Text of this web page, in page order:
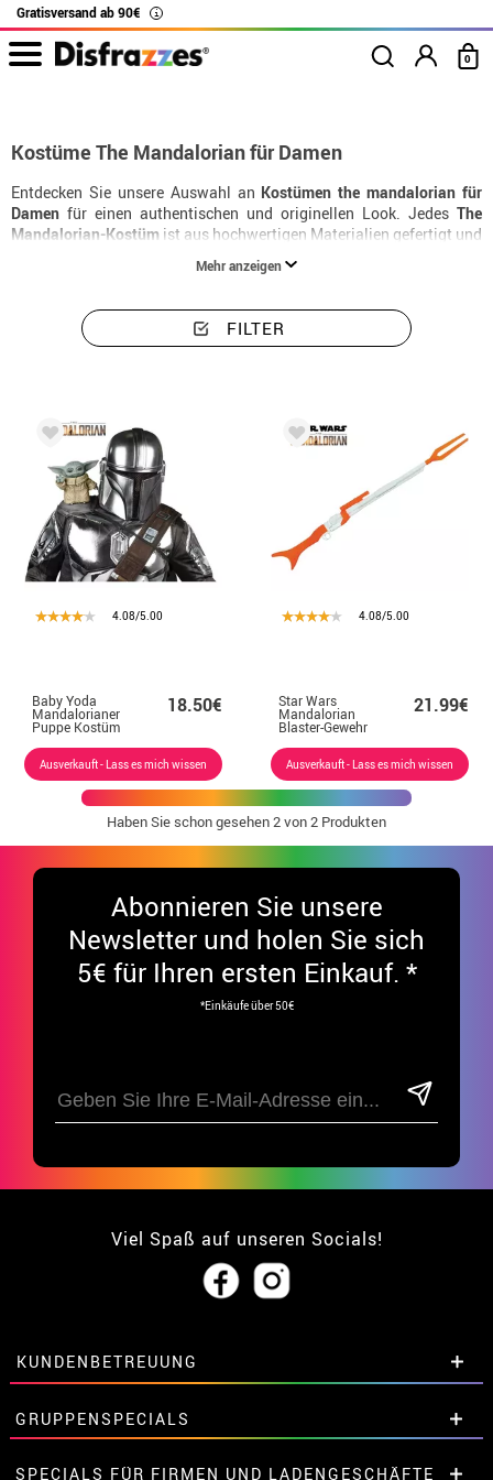
Gratisversand ab 90€ i
0
Kostüme The Mandalorian für Damen
Entdecken Sie unsere Auswahl an Kostümen the mandalorian für
Damen für einen authentischen und originellen Look. Jedes The
Mandalorian-Kostüm ist aus hochwertigen Materialien gefertigt und
mit passenden Accessoires erhältlich. Das ideale
für Karneval und Halloween.
Mehr anzeigen
FILTER
4.08/5.00
Baby Yoda
Mandalorianer
Puppe Kostüm
Zubehör
18.50€
Ausverkauft - Lass es mich wissen
4.08/5.00
Star Wars
Mandalorian
Blaster-Gewehr
21.99€
Ausverkauft - Lass es mich wissen
Haben Sie schon gesehen2von 2 Produkten
Abonnieren Sie unsere
Newsletter und holen Sie sich
5€ für Ihren ersten Einkauf. *
*Einkäufe über 50€
Viel Spaß auf unseren Socials!
KUNDENBETREUUNG
• Über uns
• Verkaufskonditionen
• Rechtlicher HinweisundDatenschutz
GRUPPENSPECIALS
Extrarabatte für Gruppen.
SPECIALS FÜR FIRMEN UND LADENGESCHÄFTE